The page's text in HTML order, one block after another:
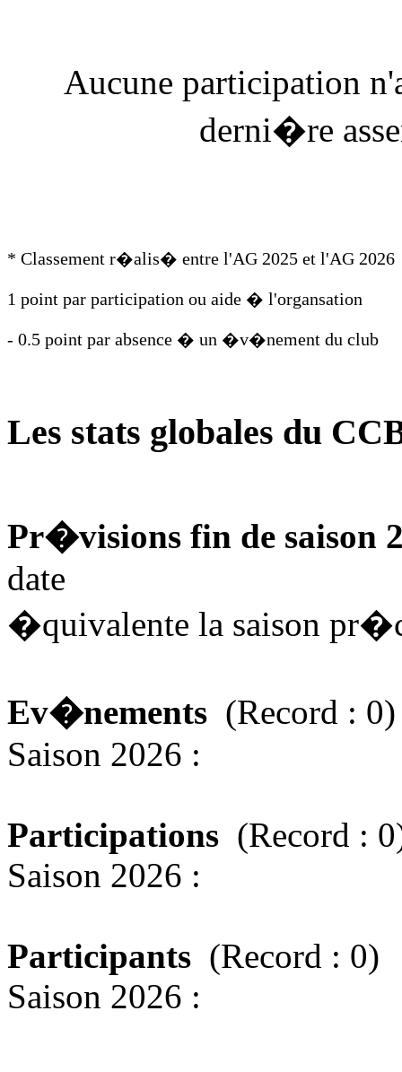
Aucune participation
derni�re
* Classement r�alis� entre l'AG 2025 et l'AG 2026
1 point par participation ou aide � l'organsation
- 0.5 point par absence � un �v�nement du club
Les stats globales du
Pr�visions fin de saison
date
�quivalente la saison
Ev�nements (Record : 0)
Saison 2026 :
Participations (Record :
Saison 2026 :
Participants (Record : 0)
Saison 2026 :